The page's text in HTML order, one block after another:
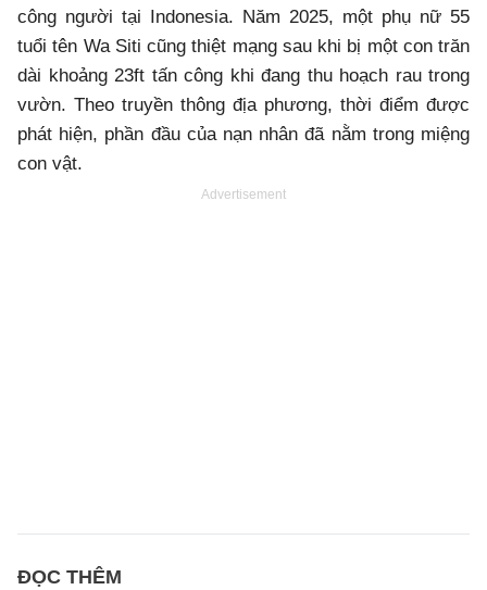
công người tại Indonesia. Năm 2025, một phụ nữ 55
tuổi tên Wa Siti cũng thiệt mạng sau khi bị một con trăn
dài khoảng 23ft tấn công khi đang thu hoạch rau trong
vườn. Theo truyền thông địa phương, thời điểm được
phát hiện, phần đầu của nạn nhân đã nằm trong miệng
con vật.
Advertisement
ĐỌC THÊM